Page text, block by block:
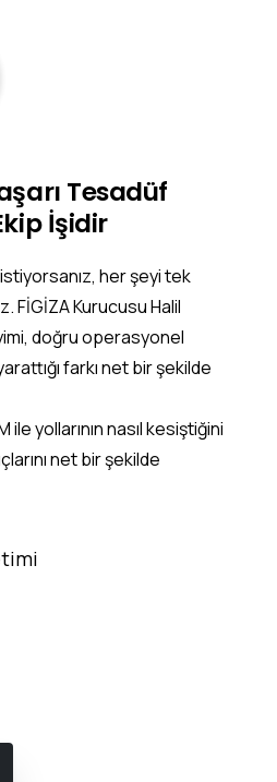
Tesadüf
İşidir
her şeyi tek
FİGİZA Kurucusu Halil
doğru operasyonel
farkı net bir şekilde
yollarının nasıl kesiştiğini
net bir şekilde